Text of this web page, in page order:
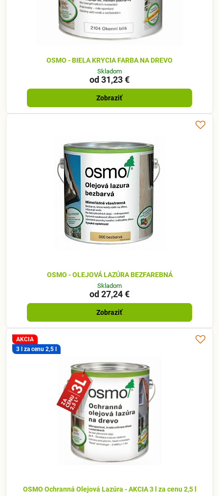
OSMO - BIELA KRYCIA FARBA NA DREVO
Skladom
od 31,23 €
Zobraziť
OSMO - OLEJOVÁ LAZÚRA BEZFAREBNÁ
Skladom
od 27,24 €
Zobraziť
AKCIA
3 l za cenu 2,5 l
OSMO Ochranná Olejová Lazúra - AKCIA 3 l za cenu 2,5 l